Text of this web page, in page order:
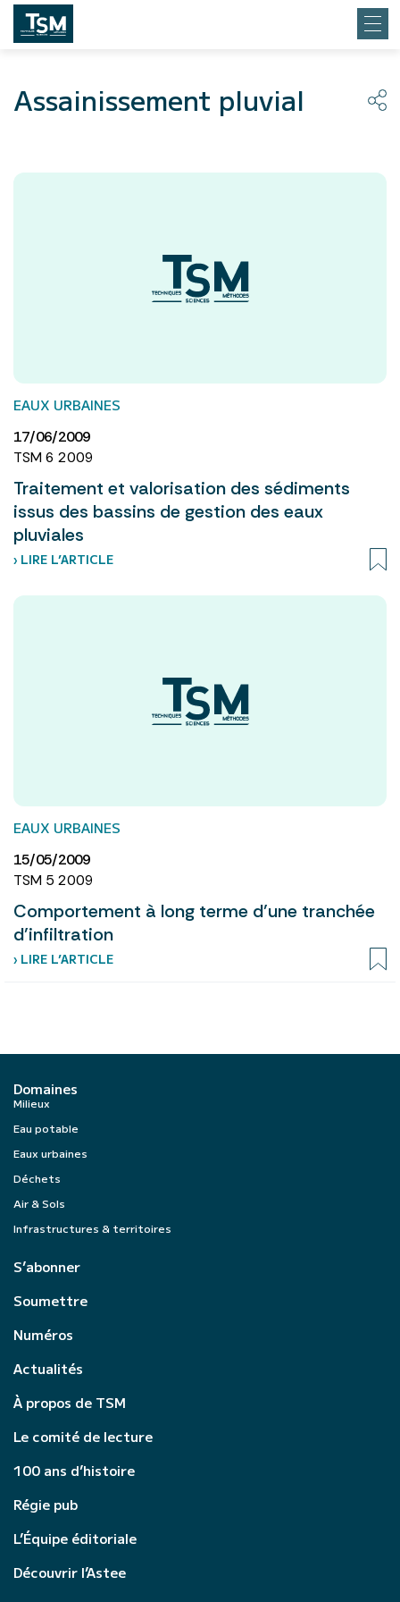
Assainissement pluvial
EAUX URBAINES
17/06/2009
TSM 6 2009
Traitement et valorisation des sédiments
issus des bassins de gestion des eaux
pluviales
› LIRE L’ARTICLE
EAUX URBAINES
15/05/2009
TSM 5 2009
Comportement à long terme d’une tranchée
d’infiltration
› LIRE L’ARTICLE
Domaines
Milieux
Eau potable
Eaux urbaines
Déchets
Air & Sols
Infrastructures & territoires
S’abonner
Soumettre
Numéros
Actualités
À propos de TSM
Le comité de lecture
100 ans d’histoire
Régie pub
L’Équipe éditoriale
Découvrir l’Astee